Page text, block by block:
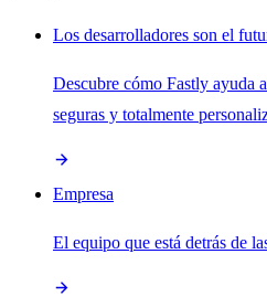
Los desarrolladores son el
Descubre cómo Fastly ayuda
seguras y totalmente
Empresa
El equipo que está detrás de